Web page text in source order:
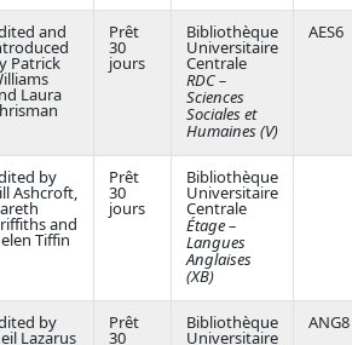
and
Patrick
Laura
Prêt
30
jours
Bibliothèque
Universitaire
Centrale
RDC –
Sciences
Sociales et
Humaines (V)
AES6
by
Ashcroft,
and
Tiffin
Prêt
30
jours
Bibliothèque
Universitaire
Centrale
Étage –
Langues
Anglaises
(XB)
by
Lazarus
Prêt
30
Bibliothèque
Universitaire
ANG8